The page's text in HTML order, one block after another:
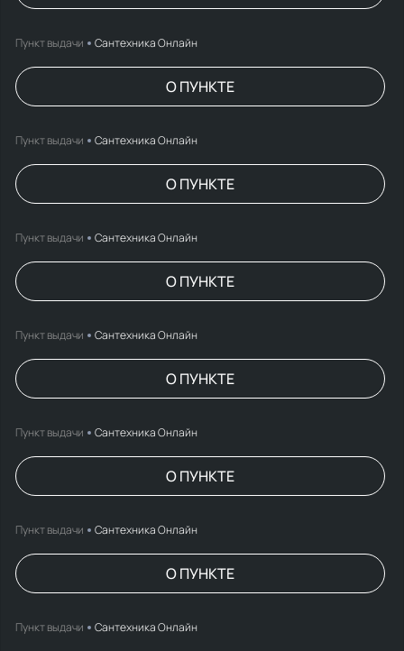
Пункт выдачи Сантехника Онлайн
О ПУНКТЕ
Пункт выдачи Сантехника Онлайн
О ПУНКТЕ
Пункт выдачи Сантехника Онлайн
О ПУНКТЕ
Пункт выдачи Сантехника Онлайн
О ПУНКТЕ
Пункт выдачи Сантехника Онлайн
О ПУНКТЕ
Пункт выдачи Сантехника Онлайн
О ПУНКТЕ
Пункт выдачи Сантехника Онлайн